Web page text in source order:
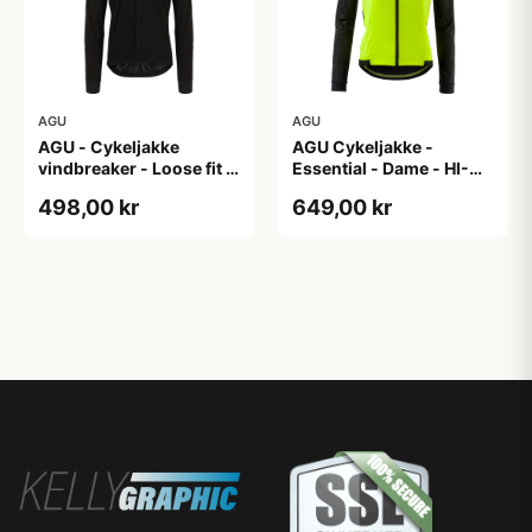
AGU
AGU - Cykeljakke
vindbreaker - Loose fit -
498,00 kr
AGU
AGU Cykeljakke -
Essential - Dame - HI-
649,00 kr